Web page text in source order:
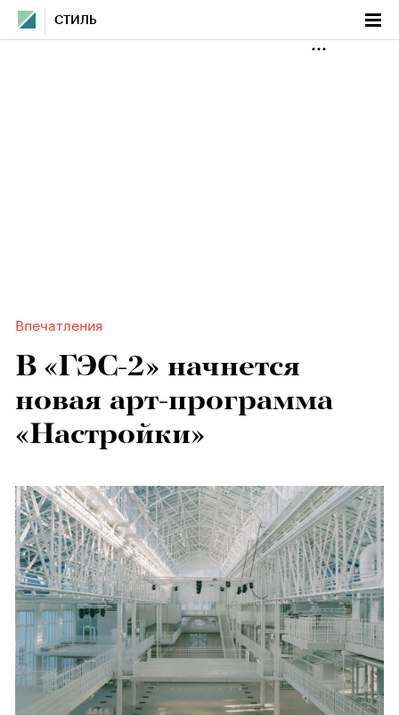
СТИЛЬ
Впечатления
В «ГЭС-2» начнется
новая арт-программа
«Настройки»